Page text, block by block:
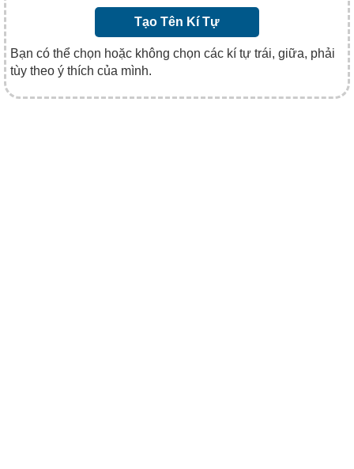
Tạo Tên Kí Tự
Bạn có thể chọn hoặc không chọn các kí tự trái, giữa, phải
tùy theo ý thích của mình.